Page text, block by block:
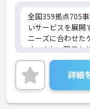
全国359拠点705
いサービスを展開
ニーズに合わせた
す。また、職員も
タイルに合わせた
入社時研修はもち
カリキュラムが整
す。
ご興味のある方は
詳細